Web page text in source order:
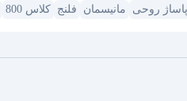
پاساژ روحی مانیسمان فلنج کلاس 800